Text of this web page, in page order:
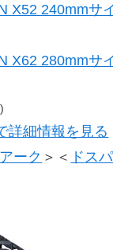
X52 240mmサ
X62 280mmサ
詳細情報を見る
ーク ＞＜ ドス